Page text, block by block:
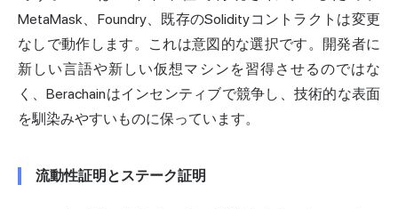
MetaMask、Foundry、既存のSolidityコントラクトは変更
なしで動作します。これは意図的な選択です。開発者に
新しい言語や新しい仮想マシンを習得させるのではな
く、Berachainはインセンティブで競争し、技術的な表面
を馴染みやすいものに保っています。
流動性証明とステーク証明